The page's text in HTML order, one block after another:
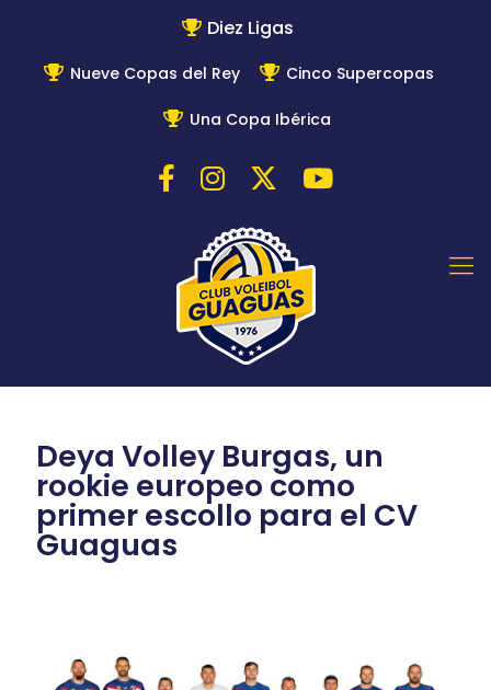
Diez Ligas
Nueve Copas del Rey Cinco Supercopas
Una Copa Ibérica
Deya Volley Burgas, un
rookie europeo como
primer escollo para el CV
Guaguas